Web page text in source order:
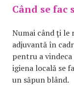
Când se fac
Numai când ţi le
adjuvantă în
pentru a
igiena locală se
un săpun blând.